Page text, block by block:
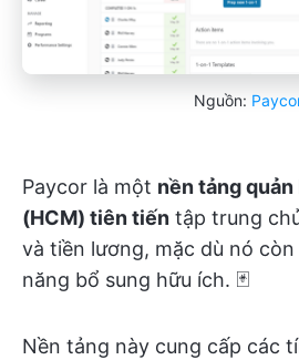
Nguồn:
Paycor là một nền tảng
(HCM) tiên tiến tập trung
và tiền lương, mặc dù nó
năng bổ sung hữu ích. 🃏
Nền tảng này cung cấp các